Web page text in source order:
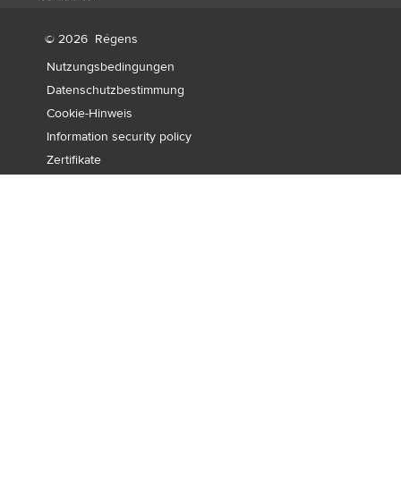
© 2026 Régens
Nutzungsbedingungen
Datenschutzbestimmung
Cookie-Hinweis
Information security policy
Zertifikate